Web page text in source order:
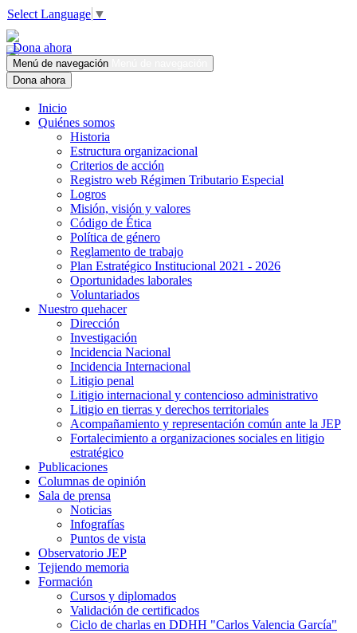
Select Language ▼
Dona ahora
Menú de navegación
Dona ahora
Inicio
Quiénes somos
Historia
Estructura organizacional
Criterios de acción
Registro web Régimen Tributario Especial
Logros
Misión, visión y valores
Código de Ética
Política de género
Reglamento de trabajo
Plan Estratégico Institucional 2021 - 2026
Oportunidades laborales
Voluntariados
Nuestro quehacer
Dirección
Investigación
Incidencia Nacional
Incidencia Internacional
Litigio penal
Litigio internacional y contencioso administrativo
Litigio en tierras y derechos territoriales
Acompañamiento y representación común ante la JEP
Fortalecimiento a organizaciones sociales en litigio
estratégico
Publicaciones
Columnas de opinión
Sala de prensa
Noticias
Infografías
Puntos de vista
Observatorio JEP
Tejiendo memoria
Formación
Cursos y diplomados
Validación de certificados
Ciclo de charlas en DDHH "Carlos Valencia García"